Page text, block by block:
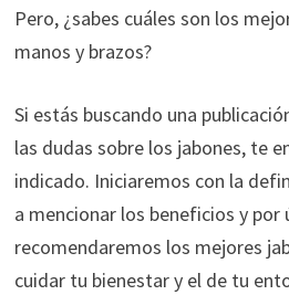
Pero, ¿sabes cuáles son los
manos y brazos?
Si estás buscando una
las dudas sobre los jabones, te
indicado. Iniciaremos con la
a mencionar los beneficios y por
recomendaremos los mejores
cuidar tu bienestar y el de tu